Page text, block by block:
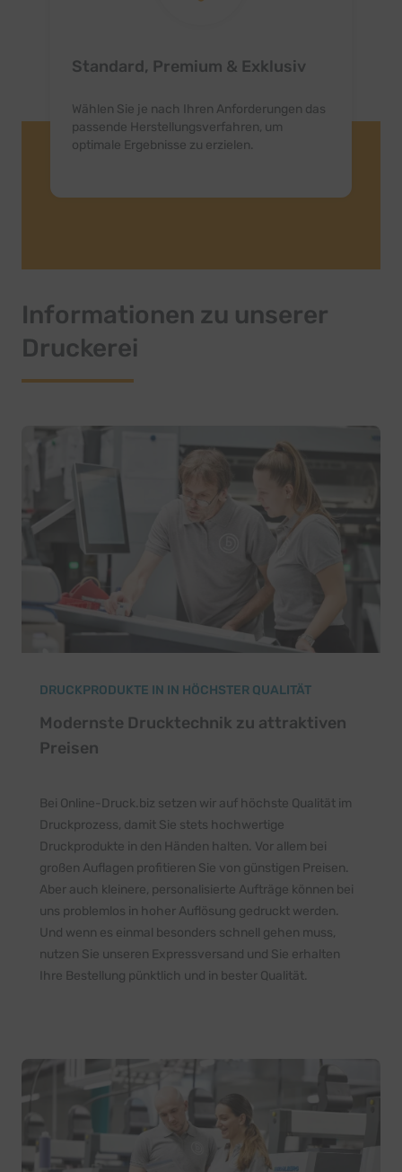
Standard, Premium & Exklusiv
Wählen Sie je nach Ihren Anforderungen das
passende Herstellungsverfahren, um
optimale Ergebnisse zu erzielen.
Informationen zu unserer
Druckerei
DRUCKPRODUKTE IN IN HÖCHSTER QUALITÄT
Modernste Drucktechnik zu attraktiven
Preisen
Bei Online-Druck.biz setzen wir auf höchste Qualität im
Druckprozess, damit Sie stets hochwertige
Druckprodukte in den Händen halten. Vor allem bei
großen Auflagen profitieren Sie von günstigen Preisen.
Aber auch kleinere, personalisierte Aufträge können bei
uns problemlos in hoher Auflösung gedruckt werden.
Und wenn es einmal besonders schnell gehen muss,
nutzen Sie unseren Expressversand und Sie erhalten
Ihre Bestellung pünktlich und in bester Qualität.